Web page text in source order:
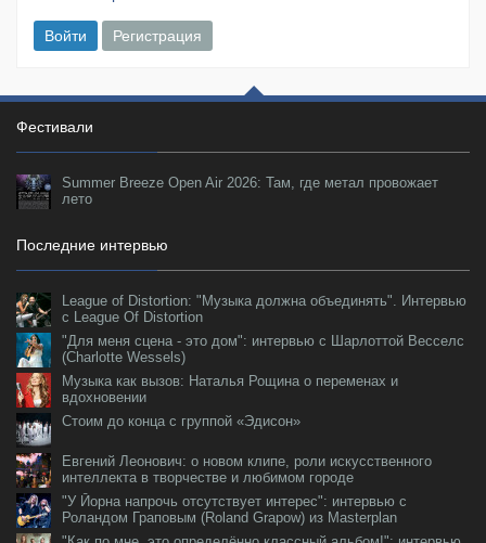
Войти Регистрация
Фестивали
Summer Breeze Open Air 2026: Там, где метал провожает
лето
Последние интервью
League of Distortion: "Музыка должна объединять". Интервью
с League Of Distortion
"Для меня сцена - это дом": интервью с Шарлоттой Весселс
(Charlotte Wessels)
Музыка как вызов: Наталья Рощина о переменах и
вдохновении
Стоим до конца с группой «Эдисон»
Евгений Леонович: о новом клипе, роли искусственного
интеллекта в творчестве и любимом городе
"У Йорна напрочь отсутствует интерес": интервью с
Роландом Граповым (Roland Grapow) из Masterplan